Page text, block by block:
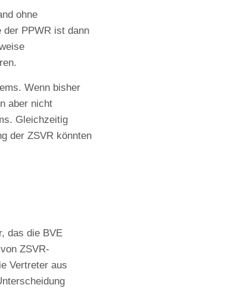
ohne
der PPWR ist dann
Wenn bisher
aber nicht
Gleichzeitig
der ZSVR könnten
das die BVE
ZSVR-
Vertreter aus